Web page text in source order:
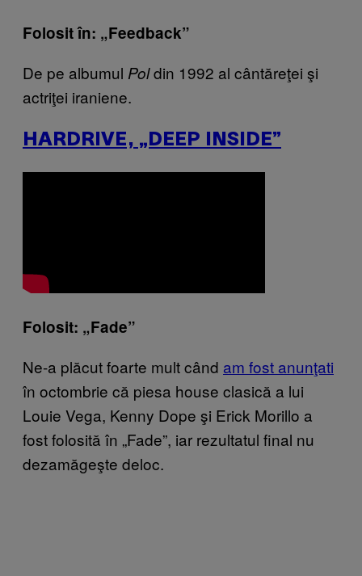
Folosit în: „Feedback”
De pe albumul Poldin 1992 al cântăreţei şi
actriţei iraniene.
HARDRIVE, „DEEP INSIDE”
Folosit: „Fade”
Ne-a plăcut foarte mult când am fost anunţati
în octombrie că piesa house clasică a lui
Louie Vega, Kenny Dope şi Erick Morillo a
fost folosită în „Fade”, iar rezultatul final nu
dezamăgeşte deloc.